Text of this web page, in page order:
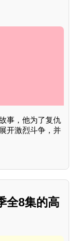
事，他为了复仇
开激烈斗争，并
全8集的高